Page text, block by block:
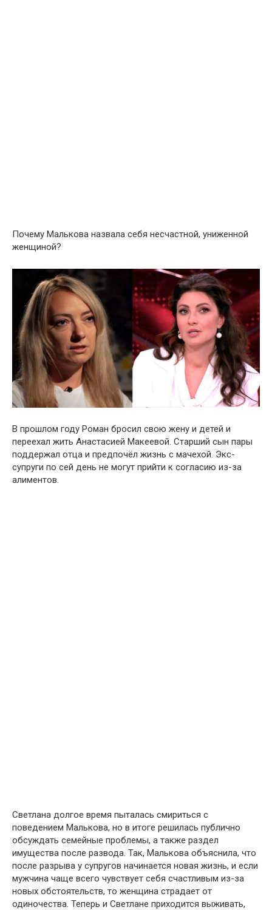
Почему Малькова назвала себя несчастной, униженной
женщиной?
В прошлом году Роман бросил свою жену и детей и
переехал жить Анастасией Макеевой. Старший сын пары
поддержал отца и предпочёл жизнь с мачехой. Экс-
супруги по сей день не могут прийти к согласию из-за
алиментов.
Светлана долгое время пыталась смириться с
поведением Малькова, но в итоге решилась публично
обсуждать семейные проблемы, а также раздел
имущества после развода. Так, Малькова объяснила, что
после разрыва у супругов начинается новая жизнь, и если
мужчина чаще всего чувствует себя счастливым из-за
новых обстоятельств, то женщина страдает от
одиночества. Теперь и Светлане приходится выживать,